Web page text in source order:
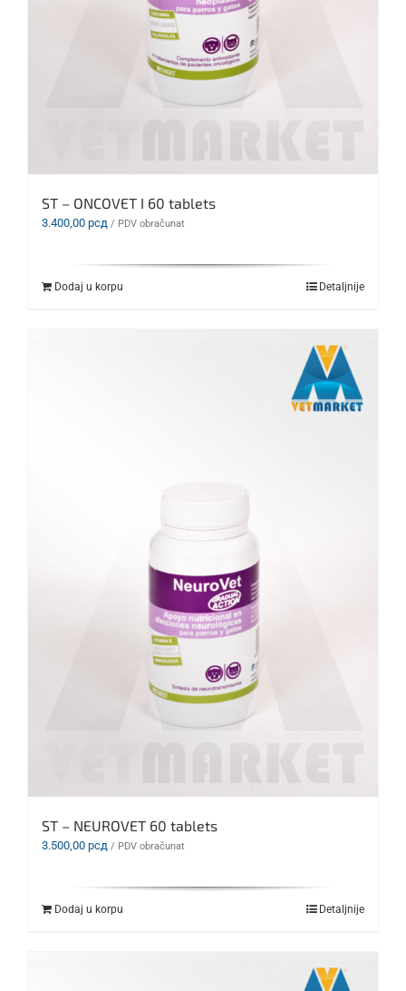
ST – ONCOVET I 60 tablets
3.400,00 рсд / PDV obračunat
Dodaj u korpu Detaljnije
ST – NEUROVET 60 tablets
3.500,00 рсд / PDV obračunat
Dodaj u korpu Detaljnije